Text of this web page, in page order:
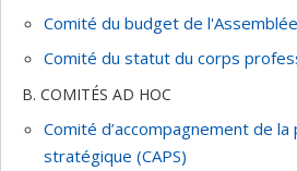
Comité du budget de
Comité du statut du corps
B. COMITÉS AD HOC
Comité d’accompagnement de la
stratégique (CAPS)